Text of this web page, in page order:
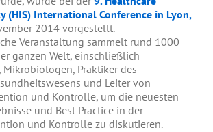
(HIS) International Conference in Lyon,
2014 vorgestellt.
Veranstaltung sammelt rund 1000
ganzen Welt, einschließlich
Praktiker des
und Leiter von
und Kontrolle, um die neuesten
und Best Practice in der
und Kontrolle zu diskutieren.